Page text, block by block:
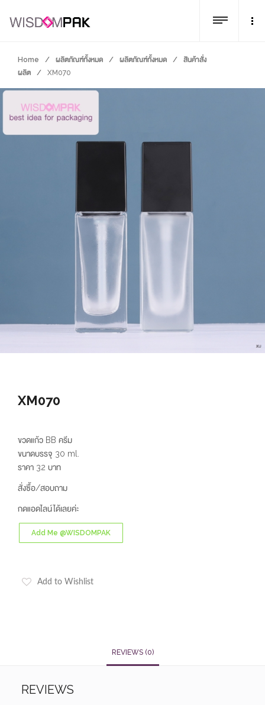
Home / ผลิตภัณฑ์ทั้งหมด / ผลิตภัณฑ์ทั้งหมด /
สินค้าสั่ง
ผลิต
/ XM070
XM070
ขวดแก้ว BB ครีม
ขนาดบรรจุ 30 ml.
ราคา 32 บาท
สั่งซื้อ/สอบถาม
กดแอดไลน์ได้เลยค่ะ
Add Me @WISDOMPAK
Add to Wishlist
REVIEWS (0)
REVIEWS